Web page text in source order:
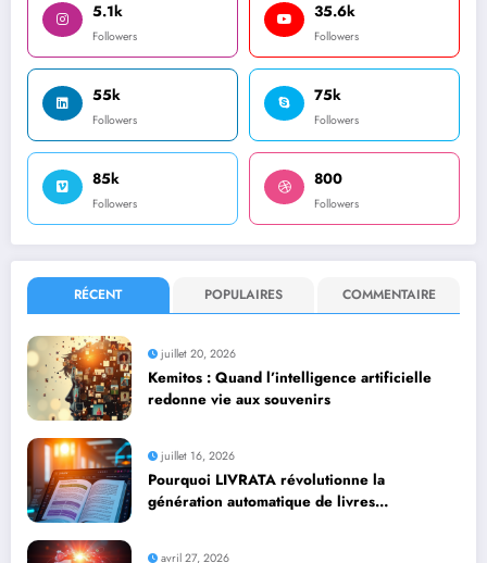
5.1k
Followers
35.6k
Followers
55k
Followers
75k
Followers
85k
Followers
800
Followers
RÉCENT POPULAIRES COMMENTAIRE
juillet 20, 2026
Kemitos : Quand l’intelligence artificielle
redonne vie aux souvenirs
juillet 16, 2026
Pourquoi LIVRATA révolutionne la
génération automatique de livres
avril 27, 2026